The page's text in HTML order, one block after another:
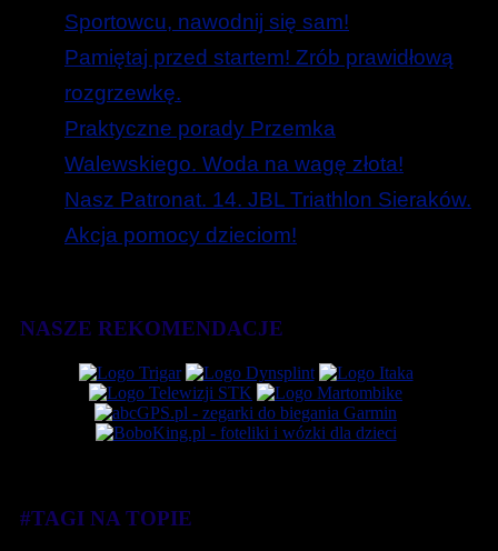
Sportowcu, nawodnij się sam!
Pamiętaj przed startem! Zrób prawidłową
rozgrzewkę.
Praktyczne porady Przemka
Walewskiego. Woda na wagę złota!
Nasz Patronat. 14. JBL Triathlon Sieraków.
Akcja pomocy dzieciom!
NASZE REKOMENDACJE
#TAGI NA TOPIE